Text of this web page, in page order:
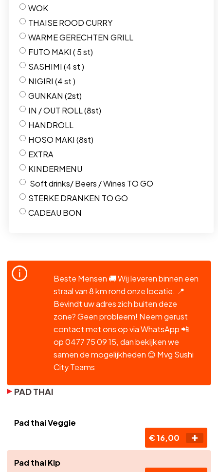
WOK
THAISE ROOD CURRY
WARME GERECHTEN GRILL
FUTO MAKI ( 5 st)
SASHIMI (4 st )
NIGIRI (4 st )
GUNKAN (2st)
IN / OUT ROLL (8st)
HANDROLL
HOSO MAKI (8st)
EXTRA
KINDERMENU
Soft drinks/ Beers / Wines TO GO
STERKE DRANKEN TO GO
CADEAU BON
Beste Mensen 🚚 Wij leveren binnen een
straal van 8 km rond onze locatie. 📍
Bevindt uw adres zich buiten deze
zone? Geen probleem! Neem gerust
contact met ons op via WhatsApp 📲
op 0477 75 09 15, dan bekijken we
samen de mogelijkheden 😊 Mvg Sushi
City Teams
PAD THAI
Pad thai Veggie
€ 16,00
Pad thai Kip